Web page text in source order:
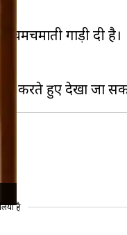
चमचमाती गाड़ी दी है।
है